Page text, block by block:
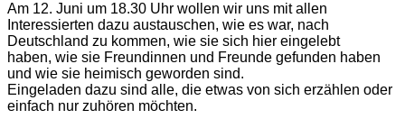
Am 12. Juni um 18.30 Uhr wollen wir uns mit allen
Interessierten dazu austauschen, wie es war, nach
Deutschland zu kommen, wie sie sich hier eingelebt
haben, wie sie Freundinnen und Freunde gefunden haben
und wie sie heimisch geworden sind.
Eingeladen dazu sind alle, die etwas von sich erzählen oder
einfach nur zuhören möchten.